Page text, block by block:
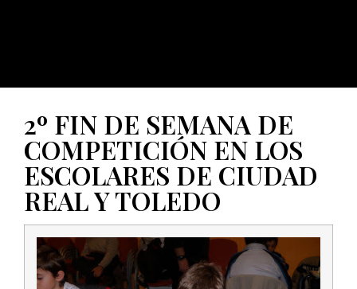
2º FIN DE SEMANA DE
COMPETICIÓN EN LOS
ESCOLARES DE CIUDAD
REAL Y TOLEDO